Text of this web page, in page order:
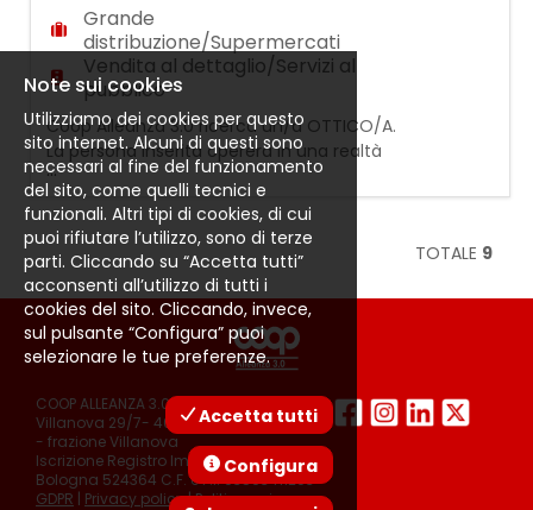
Grande
distribuzione/Supermercati
Vendita al dettaglio/Servizi al
pubblico
Coop Alleanza 3.0 ricerca un/a OTTICO/A.
La persona inserita opererà in una realtà
strutturata e dinamica e all'interno
del CORNER OTTICA si occuperà delle
seguenti attività: - Consulenza e servizio al
cliente - Misurazione della vista -
Esecuzione test visivi - Scelta delle lenti e
della montatura - Attività di laboratorio per
la lavorazione
...
TOTALE 9
COOP ALLEANZA 3.0 Soc. Coop. via
Villanova 29/7- 40055 Castenaso (Bo)
- frazione Villanova
Iscrizione Registro Imprese C.C.I.A.A. di
Bologna 524364 C.F. e P.I. 03503411203
GDPR | Privacy policy|Politica sui
Note sui cookies
Utilizziamo dei cookies per questo
sito internet. Alcuni di questi sono
necessari al fine del funzionamento
del sito, come quelli tecnici e
funzionali. Altri tipi di cookies, di cui
puoi rifiutare l’utilizzo, sono di terze
parti. Cliccando su “Accetta tutti”
acconsenti all’utilizzo di tutti i
cookies del sito. Cliccando, invece,
sul pulsante “Configura” puoi
selezionare le tue preferenze.
Accetta tutti
Configura